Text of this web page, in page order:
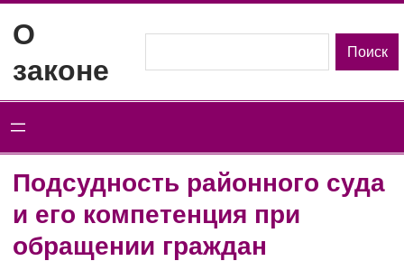
содержимому
О
законе
Поиск
Подсудность районного суда
и его компетенция при
обращении граждан